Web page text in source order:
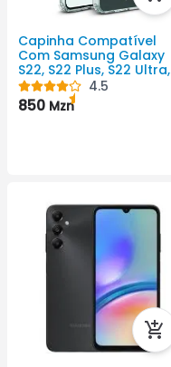
Capinha Compatível
Com Samsung Galaxy
S22, S22 Plus, S22 Ultra,
S23, S23 Plus, S23 Ultra,
S24, S24 Plus, S24 Ultra,
S25, S25 Plus, S25 Ultra. |
4.5
850 Mzn